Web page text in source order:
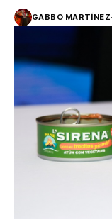
GABBO MARTÍNEZ